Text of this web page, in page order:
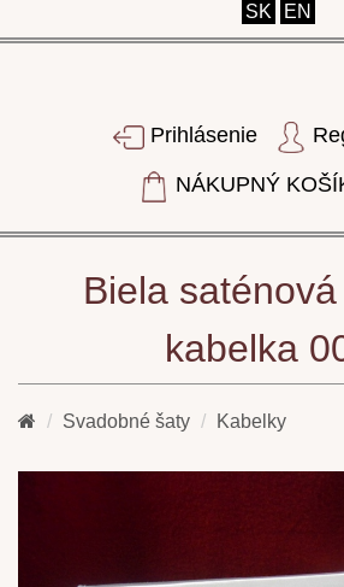
SK EN
Prihlásenie
NÁKUPNÝ
Biela
kabelka
Svadobné šaty Kabelky